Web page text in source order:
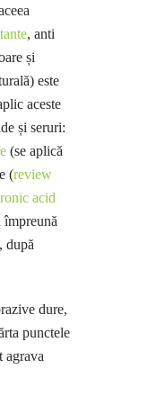
, anti
și
este
aceste
și seruri:
(se aplică
(review
acid
împreună
după
dure,
punctele
agrava